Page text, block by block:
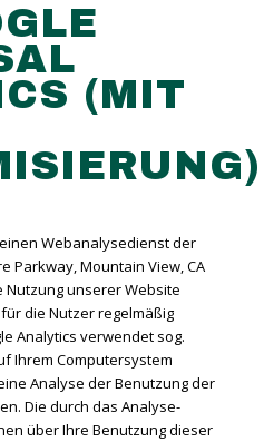
(MIT
Webanalysedienst der
Parkway, Mountain View, CA
Nutzung unserer Website
die Nutzer regelmäßig
Analytics verwendet sog.
Ihrem Computersystem
Analyse der Benutzung der
Die durch das Analyse-
über Ihre Benutzung dieser